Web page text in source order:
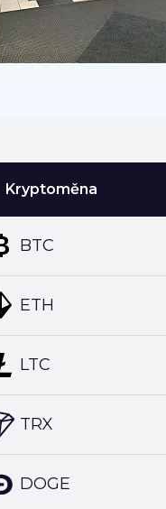
Kryptoměna
BTC
ETH
LTC
TRX
DOGE